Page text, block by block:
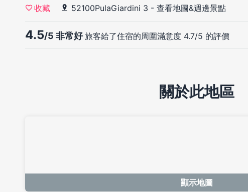
收藏 52100PulaGiardini 3 - 查看地圖&週邊景點
4.5/5 非常好旅客給了住宿的周圍滿意度 4.7/5 的評價
關於此地區
顯示地圖